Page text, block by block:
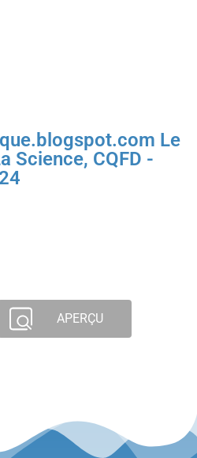
Le
Science, CQFD -
APERÇU